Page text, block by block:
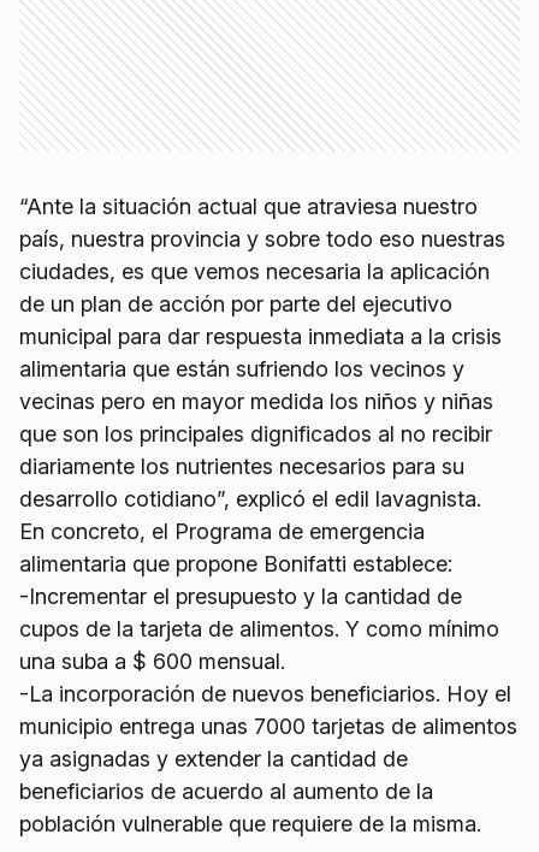
“Ante la situación actual que atraviesa nuestro
país, nuestra provincia y sobre todo eso nuestras
ciudades, es que vemos necesaria la aplicación
de un plan de acción por parte del ejecutivo
municipal para dar respuesta inmediata a la crisis
alimentaria que están sufriendo los vecinos y
vecinas pero en mayor medida los niños y niñas
que son los principales dignificados al no recibir
diariamente los nutrientes necesarios para su
desarrollo cotidiano”, explicó el edil lavagnista.
En concreto, el Programa de emergencia
alimentaria que propone Bonifatti establece:
-Incrementar el presupuesto y la cantidad de
cupos de la tarjeta de alimentos. Y como mínimo
una suba a $ 600 mensual.
-La incorporación de nuevos beneficiarios. Hoy el
municipio entrega unas 7000 tarjetas de alimentos
ya asignadas y extender la cantidad de
beneficiarios de acuerdo al aumento de la
población vulnerable que requiere de la misma.